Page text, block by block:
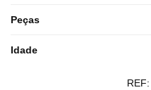
Peças
Idade
REF: